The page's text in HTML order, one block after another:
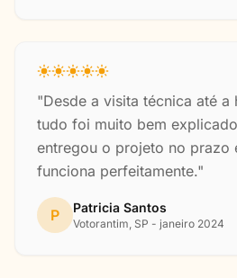
"Desde a visita técnica até a
tudo foi muito bem
entregou o projeto no prazo
funciona perfeitamente."
P Patricia Santos
Votorantim, SP - janeiro 2024